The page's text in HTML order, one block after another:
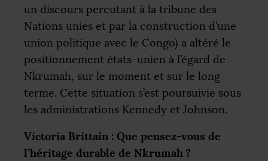
un discours percutant à la tribune des
Nations unies et par la construction d’une
union politique avec le Congo) a altéré le
positionnement états-unien à l’égard de
Nkrumah, sur le moment et sur le long
terme. Cette situation s’est poursuivie sous
les administrations Kennedy et Johnson.
Victoria Brittain : Que pensez-vous de
l’héritage durable de Nkrumah ?